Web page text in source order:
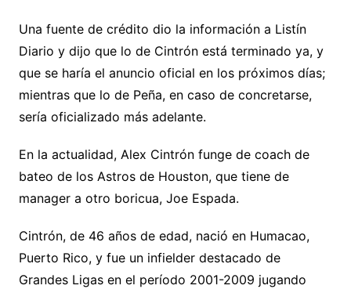
Una fuente de crédito dio la información a Listín
Diario y dijo que lo de Cintrón está terminado ya, y
que se haría el anuncio oficial en los próximos días;
mientras que lo de Peña, en caso de concretarse,
sería oficializado más adelante.
En la actualidad, Alex Cintrón funge de coach de
bateo de los Astros de Houston, que tiene de
manager a otro boricua, Joe Espada.
Cintrón, de 46 años de edad, nació en Humacao,
Puerto Rico, y fue un infielder destacado de
Grandes Ligas en el período 2001-2009 jugando